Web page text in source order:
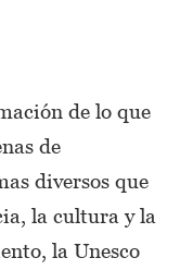
de lo que
de
diversos que
la cultura y la
la Unesco